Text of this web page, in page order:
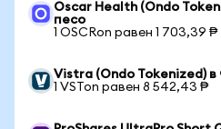
Oscar Health (Ondo
песо
1 OSCRon равен 1 703,39 ₱
Vistra (Ondo Tokenized)
1 VSTon равен 8 542,43 ₱